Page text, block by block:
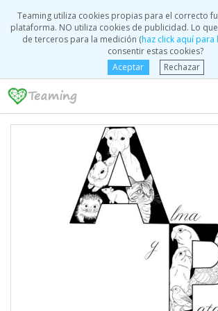
Teaming utiliza cookies propias para el correcto
plataforma. NO utiliza cookies de publicidad. Lo
de terceros para la medición (haz click aquí para
consentir estas cookies?
Aceptar
Rechazar